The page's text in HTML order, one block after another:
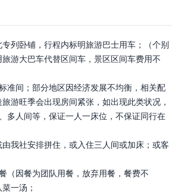
游大巴车代替区间车，景区区间车费用不
游旺季会出现房间紧张，如出现此类状况，
多人间等，保证一人一床位，不保证同行在
我社安排拼住，或入住三人间或加床；或客
一汤；